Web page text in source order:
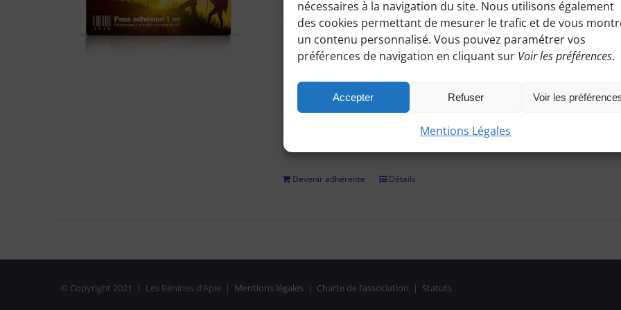
nécessaires à la navigation du site. Nous utilisons également
des cookies permettant de mesurer le trafic et de vous
un contenu personnalisé. Vous pouvez paramétrer vos
préférences de navigation en cliquant sur Voir les préférences.
Accepter Refuser Voir les
Mentions Légales
Accédez à toutes les informations pratiques de nos excursions du
horaires, conseils etc.), et participez à nos activités telles que des
Pour adhérer et faire vivre notre association, nous vous demandons
régler par chèque, virement bancaire (démarche à finaliser hors site,
adhésion confirmée, il vous suffira de vous identifier et de consulter le
privées réservées aux Bénines d'Apie. Vous pouvez aussi nous
Devenir adhérente Détails
© Copyright 2021 | Les Bénines d’Apie | Mentions légales| Charte de l’association | Statuts